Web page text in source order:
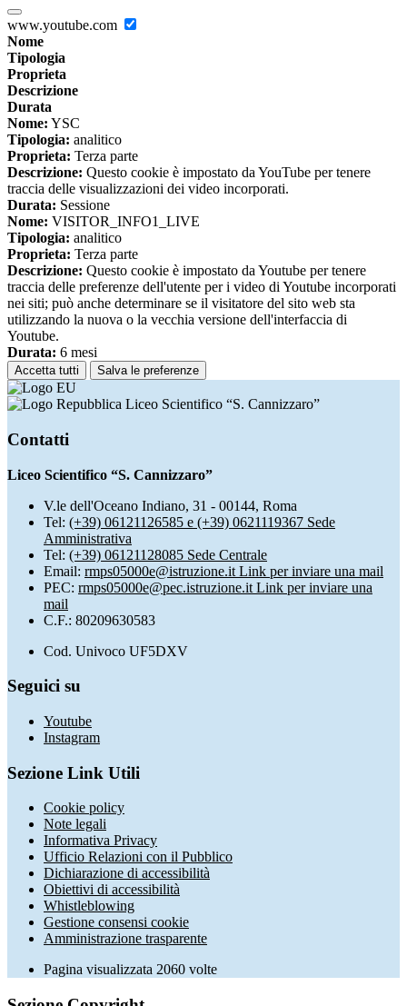
www.youtube.com
Nome
Tipologia
Proprieta
Descrizione
Durata
Nome: YSC
Tipologia: analitico
Proprieta: Terza parte
Descrizione: Questo cookie è impostato da YouTube per tenere
traccia delle visualizzazioni dei video incorporati.
Durata: Sessione
Nome: VISITOR_INFO1_LIVE
Tipologia: analitico
Proprieta: Terza parte
Descrizione: Questo cookie è impostato da Youtube per tenere
traccia delle preferenze dell'utente per i video di Youtube incorporati
nei siti; può anche determinare se il visitatore del sito web sta
utilizzando la nuova o la vecchia versione dell'interfaccia di
Youtube.
Durata: 6 mesi
Accetta tutti Salva le preferenze
Liceo Scientifico “S. Cannizzaro”
Contatti
Liceo Scientifico “S. Cannizzaro”
V.le dell'Oceano Indiano, 31 - 00144, Roma
Tel: (+39) 06121126585 e (+39) 0621119367 Sede
Amministrativa
Tel: (+39) 06121128085 Sede Centrale
Email: rmps05000e@istruzione.it Link per inviare una mail
PEC: rmps05000e@pec.istruzione.it Link per inviare una
mail
C.F.: 80209630583
Cod. Univoco UF5DXV
Seguici su
Youtube
Instagram
Sezione Link Utili
Cookie policy
Note legali
Informativa Privacy
Ufficio Relazioni con il Pubblico
Dichiarazione di accessibilità
Obiettivi di accessibilità
Whistleblowing
Gestione consensi cookie
Amministrazione trasparente
Pagina visualizzata 2060 volte